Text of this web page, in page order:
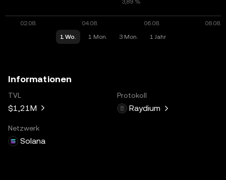
1 Wo. 1 Mon. 3 Mon. 1 Jahr
Informationen
TVL
$1,21M
Protokoll
Raydium
Netzwerk
Solana